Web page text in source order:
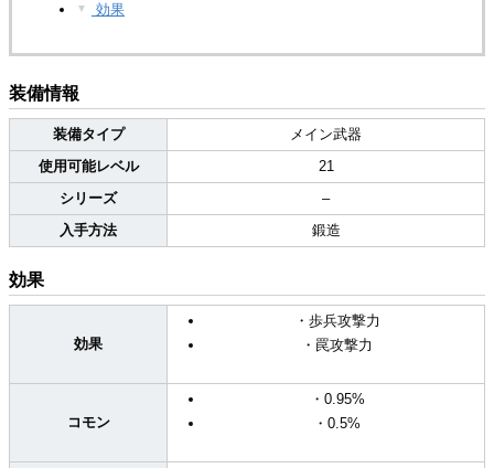
▼ 効果
装備情報
装備タイプ
メイン武器
使用可能レベル
21
シリーズ
–
入手方法
鍛造
効果
効果
・歩兵攻撃力
・罠攻撃力
コモン
・0.95%
・0.5%